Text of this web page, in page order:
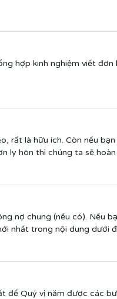
hợp kinh nghiệm viết đơn
rất là hữu ích. Còn nếu
ly hôn thì chúng ta sẽ hoàn
nợ chung (nếu có). Nếu
nhất trong nội dung dưới
để Quý vị năm được các